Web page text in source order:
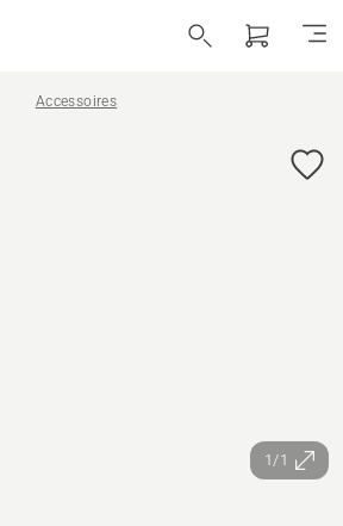
Accessoires
1/1